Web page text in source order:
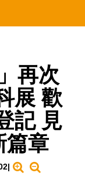
再次
展 歡
記 見
篇章
|